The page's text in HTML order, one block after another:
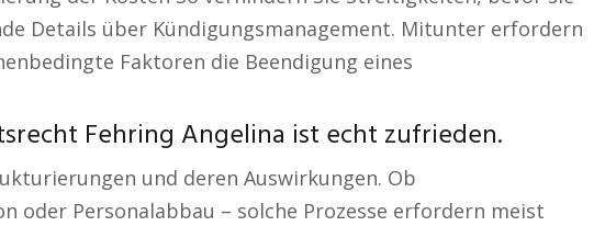
Details über Kündigungsmanagement. Mitunter erfordern
Faktoren die Beendigung eines
Fehring Angelina ist echt zufrieden.
und deren Auswirkungen. Ob
oder Personalabbau – solche Prozesse erfordern meist